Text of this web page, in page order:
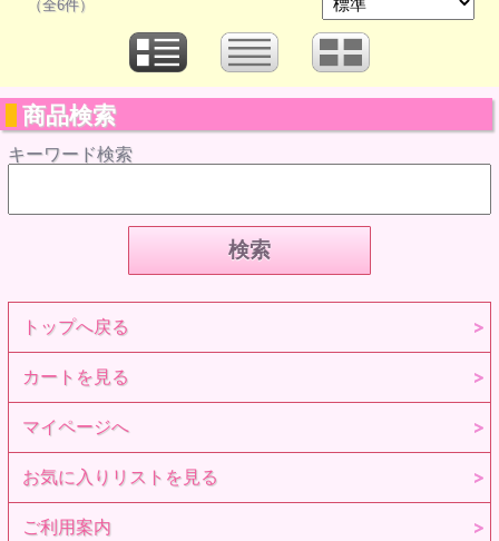
（全6件）
商品検索
キーワード検索
トップへ戻る
カートを見る
マイページへ
お気に入りリストを見る
ご利用案内